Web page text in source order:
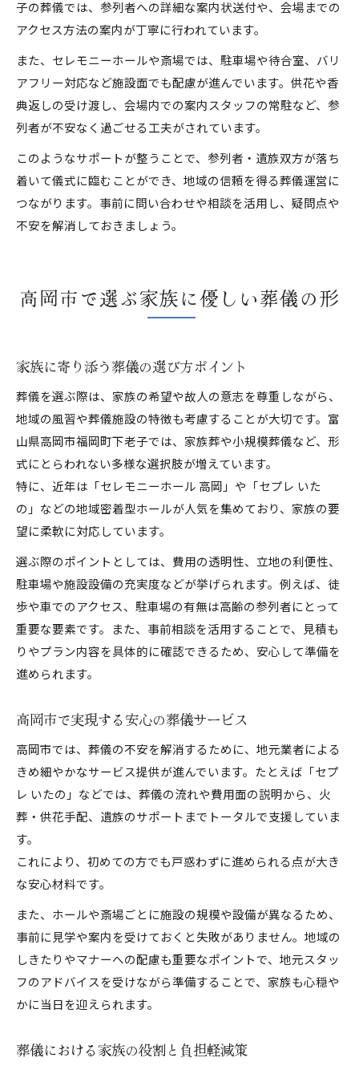
子の葬儀では、参列者への詳細な案内状送付や、会場までの
アクセス方法の案内が丁寧に行われています。
また、セレモニーホールや斎場では、駐車場や待合室、バリ
アフリー対応など施設面でも配慮が進んでいます。供花や香
典返しの受け渡し、会場内での案内スタッフの常駐など、参
列者が不安なく過ごせる工夫がされています。
このようなサポートが整うことで、参列者・遺族双方が落ち
着いて儀式に臨むことができ、地域の信頼を得る葬儀運営に
つながります。事前に問い合わせや相談を活用し、疑問点や
不安を解消しておきましょう。
高岡市で選ぶ家族に優しい葬儀の形
家族に寄り添う葬儀の選び方ポイント
葬儀を選ぶ際は、家族の希望や故人の意志を尊重しながら、
地域の風習や葬儀施設の特徴も考慮することが大切です。富
山県高岡市福岡町下老子では、家族葬や小規模葬儀など、形
式にとらわれない多様な選択肢が増えています。
特に、近年は「セレモニーホール 高岡」や「セプレ いた
の」などの地域密着型ホールが人気を集めており、家族の要
望に柔軟に対応しています。
選ぶ際のポイントとしては、費用の透明性、立地の利便性、
駐車場や施設設備の充実度などが挙げられます。例えば、徒
歩や車でのアクセス、駐車場の有無は高齢の参列者にとって
重要な要素です。また、事前相談を活用することで、見積も
りやプラン内容を具体的に確認できるため、安心して準備を
進められます。
高岡市で実現する安心の葬儀サービス
高岡市では、葬儀の不安を解消するために、地元業者による
きめ細やかなサービス提供が進んでいます。たとえば「セプ
レ いたの」などでは、葬儀の流れや費用面の説明から、火
葬・供花手配、遺族のサポートまでトータルで支援していま
す。
これにより、初めての方でも戸惑わずに進められる点が大き
な安心材料です。
また、ホールや斎場ごとに施設の規模や設備が異なるため、
事前に見学や案内を受けておくと失敗がありません。地域の
しきたりやマナーへの配慮も重要なポイントで、地元スタッ
フのアドバイスを受けながら準備することで、家族も心穏や
かに当日を迎えられます。
葬儀における家族の役割と負担軽減策